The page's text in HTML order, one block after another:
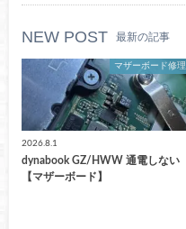
NEW POST 最新の記事
マザーボード修理
2026.8.1
dynabook GZ/HWW 通電しない
【マザーボード】